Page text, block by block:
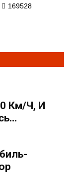
169528
Км/ч, И